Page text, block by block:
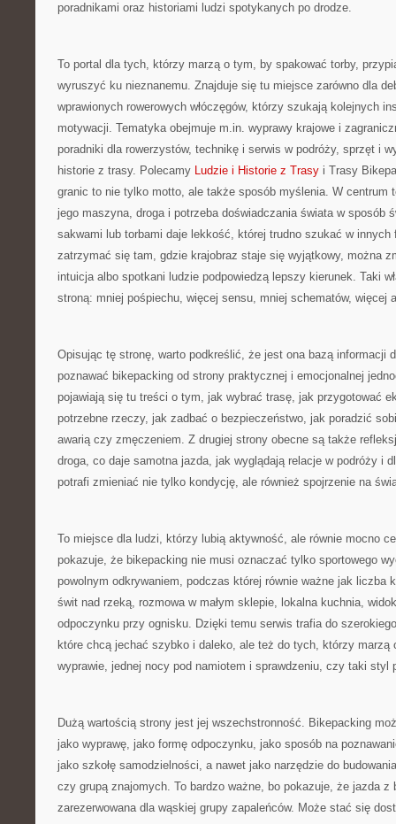
poradnikami oraz historiami ludzi spotykanych po drodze.
To portal dla tych, którzy marzą o tym, by spakować torby,
wyruszyć ku nieznanemu. Znajduje się tu miejsce zarówno dla
wprawionych rowerowych włóczęgów, którzy szukają kolejnych
motywacji. Tematyka obejmuje m.in. wyprawy krajowe i
poradniki dla rowerzystów, technikę i serwis w podróży, sprzęt i
historie z trasy. Polecamy Ludzie i Historie z Trasy i Trasy
granic to nie tylko motto, ale także sposób myślenia. W centrum
jego maszyna, droga i potrzeba doświadczania świata w sposób
sakwami lub torbami daje lekkość, której trudno szukać w
zatrzymać się tam, gdzie krajobraz staje się wyjątkowy, można
intuicja albo spotkani ludzie podpowiedzą lepszy kierunek. Taki
stroną: mniej pośpiechu, więcej sensu, mniej schematów, więcej
Opisując tę stronę, warto podkreślić, że jest ona bazą informacji
poznawać bikepacking od strony praktycznej i emocjonalnej
pojawiają się tu treści o tym, jak wybrać trasę, jak przygotować
potrzebne rzeczy, jak zadbać o bezpieczeństwo, jak poradzić
awarią czy zmęczeniem. Z drugiej strony obecne są także
droga, co daje samotna jazda, jak wyglądają relacje w podróży i
potrafi zmieniać nie tylko kondycję, ale również spojrzenie na
To miejsce dla ludzi, którzy lubią aktywność, ale równie mocno
pokazuje, że bikepacking nie musi oznaczać tylko sportowego
powolnym odkrywaniem, podczas której równie ważne jak liczba
świt nad rzeką, rozmowa w małym sklepie, lokalna kuchnia,
odpoczynku przy ognisku. Dzięki temu serwis trafia do
które chcą jechać szybko i daleko, ale też do tych, którzy marzą
wyprawie, jednej nocy pod namiotem i sprawdzeniu, czy taki styl
Dużą wartością strony jest jej wszechstronność. Bikepacking
jako wyprawę, jako formę odpoczynku, jako sposób na
jako szkołę samodzielności, a nawet jako narzędzie do
czy grupą znajomych. To bardzo ważne, bo pokazuje, że jazda z
zarezerwowana dla wąskiej grupy zapaleńców. Może stać się